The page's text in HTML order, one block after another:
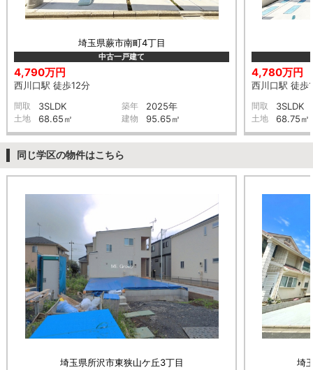
埼玉県蕨市南町4丁目
中古一戸建て
4,790万円
西川口駅 徒歩12分
間取 3SLDK 築年 2025年
土地 68.65㎡ 建物 95.65㎡
4,780万円
西川口駅 徒歩
間取 3SLDK
土地 68.75㎡
同じ学区の物件はこちら
埼玉県所沢市東狭山ケ丘3丁目 埼